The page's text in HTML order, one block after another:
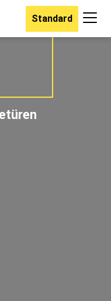
Standard